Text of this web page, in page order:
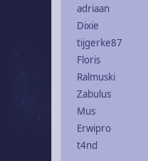
adriaan
Dixie
tijgerke87
Floris
Ralmuski
Zabulus
Mus
Erwipro
t4nd